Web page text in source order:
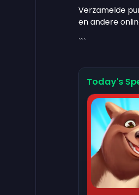
Verzamelde
en andere
```
Today's